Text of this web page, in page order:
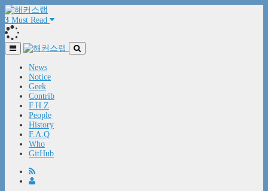
3 Must Read
News
Notice
Geek
Contrib
F.H.Z
People
History
F.A.Q
Who
GitHub